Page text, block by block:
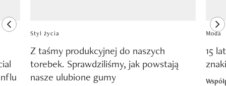
previous element
Styl życia
Z taśmy produkcyjnej do naszych
torebek. Sprawdziliśmy, jak powstają
nasze ulubione gumy
Moda
15